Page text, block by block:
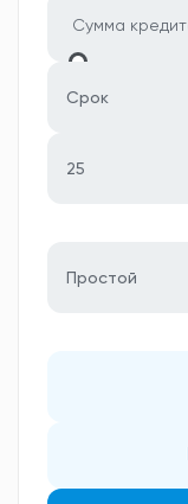
Срок
25
Простой